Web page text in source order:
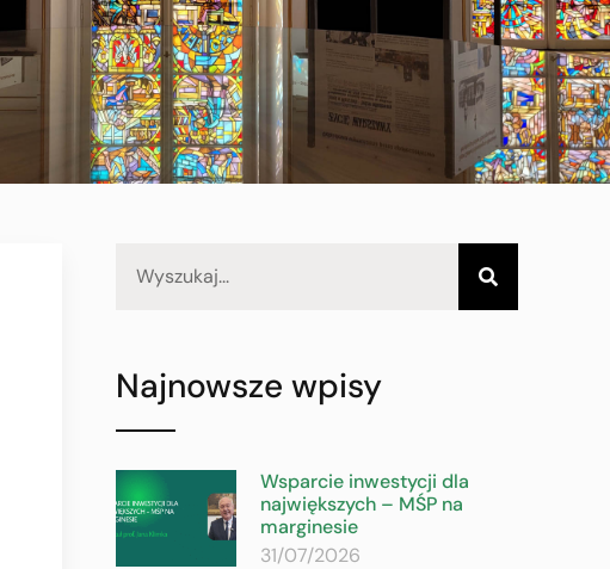
Najnowsze wpisy
Wsparcie inwestycji dla
największych – MŚP na
marginesie
31/07/2026